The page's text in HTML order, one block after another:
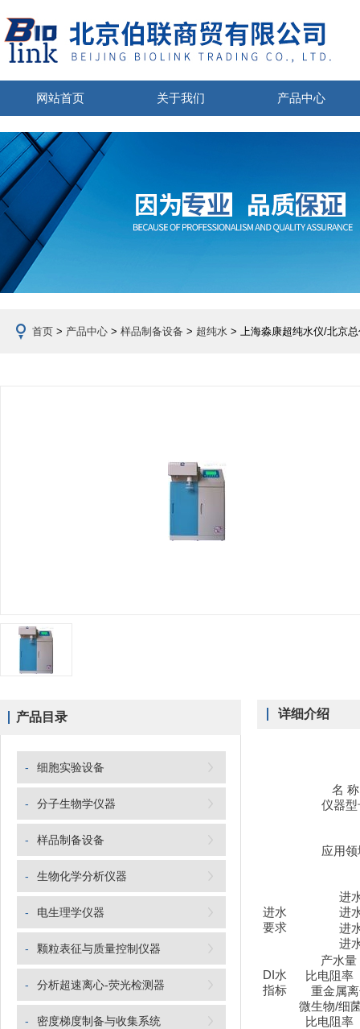
网站首页 关于我们 产品中心
首页 > 产品中心 > 样品制备设备 > 超纯水 > 上海淼康超纯水仪/北京
产品目录
- 细胞实验设备
- 分子生物学仪器
- 样品制备设备
- 生物化学分析仪器
- 电生理学仪器
- 颗粒表征与质量控制仪器
- 分析超速离心-荧光检测器
- 密度梯度制备与收集系统
详细介绍
名 称
仪器型
应用领
进水
要求
进
进
进
进
DI 水
指标
产水量
比电阻率
重金属
微生物/细
比电阻率